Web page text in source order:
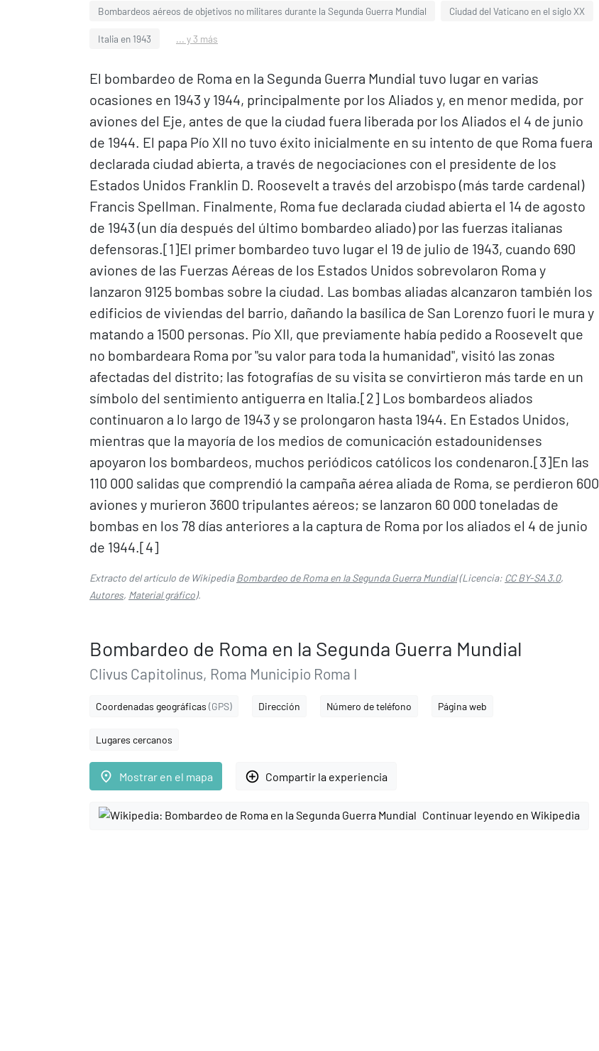
Bombardeos aéreos de objetivos no militares durante la Segunda Guerra Mundial Ciudad del Vaticano en el siglo XX
Italia en 1943 ... y 3 más
El bombardeo de Roma en la Segunda Guerra Mundial tuvo lugar en varias
ocasiones en 1943 y 1944, principalmente por los Aliados y, en menor medida, por
aviones del Eje, antes de que la ciudad fuera liberada por los Aliados el 4 de junio
de 1944. El papa Pío XII no tuvo éxito inicialmente en su intento de que Roma fuera
declarada ciudad abierta, a través de negociaciones con el presidente de los
Estados Unidos Franklin D. Roosevelt a través del arzobispo (más tarde cardenal)
Francis Spellman. Finalmente, Roma fue declarada ciudad abierta el 14 de agosto
de 1943 (un día después del último bombardeo aliado) por las fuerzas italianas
defensoras.[1]​ El primer bombardeo tuvo lugar el 19 de julio de 1943, cuando 690
aviones de las Fuerzas Aéreas de los Estados Unidos sobrevolaron Roma y
lanzaron 9125 bombas sobre la ciudad. Las bombas aliadas alcanzaron también los
edificios de viviendas del barrio, dañando la basílica de San Lorenzo fuori le mura y
matando a 1500 personas. Pío XII, que previamente había pedido a Roosevelt que
no bombardeara Roma por "su valor para toda la humanidad", visitó las zonas
afectadas del distrito; las fotografías de su visita se convirtieron más tarde en un
símbolo del sentimiento antiguerra en Italia.[2]​ Los bombardeos aliados
continuaron a lo largo de 1943 y se prolongaron hasta 1944. En Estados Unidos,
mientras que la mayoría de los medios de comunicación estadounidenses
apoyaron los bombardeos, muchos periódicos católicos los condenaron.[3]​ En las
110 000 salidas que comprendió la campaña aérea aliada de Roma, se perdieron 600
aviones y murieron 3600 tripulantes aéreos; se lanzaron 60 000 toneladas de
bombas en los 78 días anteriores a la captura de Roma por los aliados el 4 de junio
de 1944.[4]​
Extracto del artículo de WikipediaBombardeo de Roma en la Segunda Guerra Mundial(Licencia: CC BY-SA 3.0,
Autores, Material gráfico).
Bombardeo de Roma en la Segunda Guerra Mundial
Clivus Capitolinus, Roma Municipio Roma I
Coordenadas geográficas (GPS) Dirección Número de teléfono Página web
Lugares cercanos
place Mostrar en el mapa add_circle_outline Compartir la experiencia
Continuar leyendo en Wikipedia